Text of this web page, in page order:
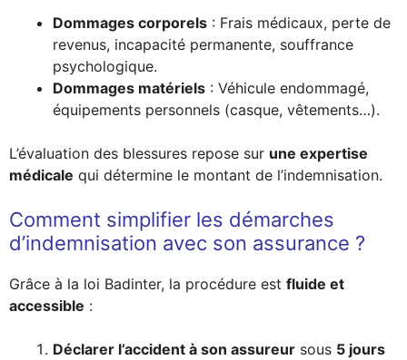
Dommages corporels : Frais médicaux, perte de
revenus, incapacité permanente, souffrance
psychologique.
Dommages matériels : Véhicule endommagé,
équipements personnels (casque, vêtements…).
L’évaluation des blessures repose sur une expertise
médicale qui détermine le montant de l’indemnisation.
Comment simplifier les démarches
d’indemnisation avec son assurance ?
Grâce à la loi Badinter, la procédure est fluide et
accessible :
Déclarer l’accident à son assureur sous 5 jours